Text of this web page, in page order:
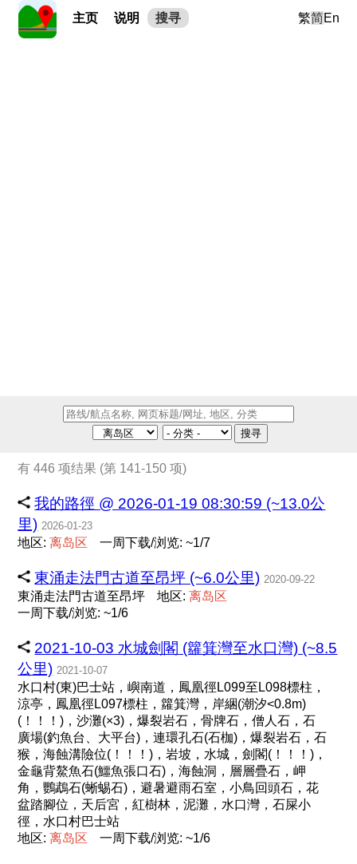
主页 说明 搜寻 繁简En
搜寻
有 446 项结果 (第 141-150 项)
我的路徑 @ 2026-01-19 08:30:59 (~13.0公
里) 2026-01-23
地区:离岛区 一周下载/浏览: ~1/7
東涌走法門古道至昂坪 (~6.0公里) 2020-09-22
東涌走法門古道至昂坪 地区:离岛区
一周下载/浏览: ~1/6
2021-10-03 水城劍閣 (籮箕灣至水口灣) (~8.5
公里) 2021-10-07
水口村(東)巴士站，嶼南道，鳳凰徑L099至L098標柱，
涼亭，鳳凰徑L097標柱，籮箕灣，岸綑(潮汐<0.8m)
(！！！)，沙灘(×3)，爆裂岩石，骨牌石，僧人石，石
廣場(釣魚台、大平台)，連環孔石(石枷)，爆裂岩石，石
猴，海蝕溝險位(！！！)，岩坡，水城，劍閣(！！！)，
金龜背鰲魚石(鱷魚張口石)，海蝕洞，層層疊石，岬
角，鸚鵡石(蜥蜴石)，避暑避雨石室，小鳥回頭石，花
盆踏腳位，天后宮，紅樹林，泥灘，水口灣，石屎小
徑，水口村巴士站
地区:离岛区 一周下载/浏览: ~1/6